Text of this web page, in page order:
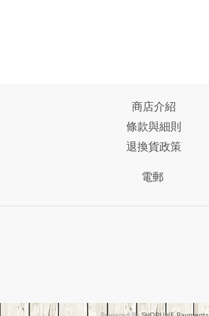
商店介紹
條款與細則
退換貨政策
電郵